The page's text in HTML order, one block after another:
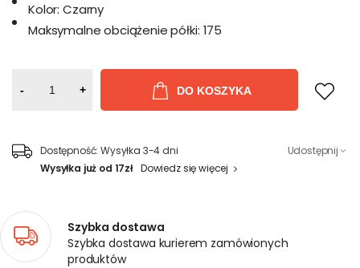
Kolor: Czarny
Maksymalne obciążenie półki: 175
- + DO KOSZYKA
Dostępność: Wysyłka 3-4 dni
Wysyłka już od 17zł Dowiedz się więcej
Udostępnij
Szybka dostawa
Szybka dostawa kurierem zamówionych
produktów